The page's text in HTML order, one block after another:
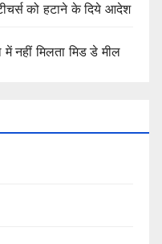
को हटाने के दिये आदेश
नहीं मिलता मिड डे मील